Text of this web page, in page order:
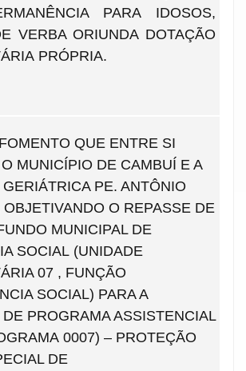
PARA IDOSOS,
VERBA ORIUNDA DOTAÇÃO
PRÓPRIA.
QUE ENTRE SI
MUNICÍPIO DE CAMBUÍ E A
PE. ANTÔNIO
O REPASSE DE
MUNICIPAL DE
SOCIAL (UNIDADE
07 , FUNÇÃO
SOCIAL) PARA A
PROGRAMA ASSISTENCIAL
0007) – PROTEÇÃO
DE